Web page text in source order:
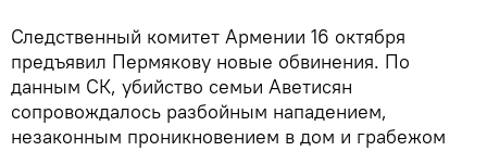
Следственный комитет Армении 16 октября
предъявил Пермякову новые обвинения. По
данным СК, убийство семьи Аветисян
сопровождалось разбойным нападением,
незаконным проникновением в дом и грабежом